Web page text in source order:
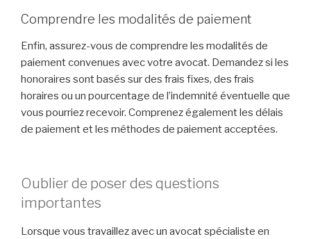
Comprendre les modalités de paiement
Enfin, assurez-vous de comprendre les modalités de
paiement convenues avec votre avocat. Demandez si les
honoraires sont basés sur des frais fixes, des frais
horaires ou un pourcentage de l’indemnité éventuelle que
vous pourriez recevoir. Comprenez également les délais
de paiement et les méthodes de paiement acceptées.
Oublier de poser des questions
importantes
Lorsque vous travaillez avec un avocat spécialiste en